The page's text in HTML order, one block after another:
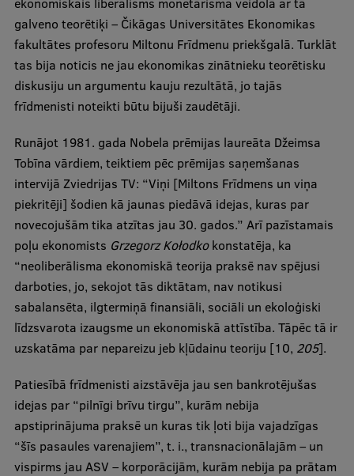
galveno teorētiķi – Čikāgas Universitātes Ekonomikas
fakultātes profesoru Miltonu Frīdmenu priekšgalā. Turklāt
tas bija noticis ne jau ekonomikas zinātnieku teorētisku
diskusiju un argumentu kauju rezultātā, jo tajās
frīdmenisti noteikti būtu bijuši zaudētāji.
Runājot 1981. gada Nobela prēmijas laureāta Džeimsa
Tobīna vārdiem, teiktiem pēc prēmijas saņemšanas
intervijā Zviedrijas TV: “Viņi [Miltons Frīdmens un viņa
piekritēji] šodien kā jaunas piedāvā idejas, kuras par
novecojušām tika atzītas jau 30. gados.” Arī pazīstamais
poļu ekonomists Grzegorz Kołodkokonstatēja, ka
“neoliberālisma ekonomiskā teorija praksē nav spējusi
darboties, jo, sekojot tās diktātam, nav notikusi
sabalansēta, ilgtermiņā finansiāli, sociāli un ekoloģiski
līdzsvarota izaugsme un ekonomiskā attīstība. Tāpēc tā ir
uzskatāma par nepareizu jeb kļūdainu teoriju [10, 205].
Patiesībā frīdmenisti aizstāvēja jau sen bankrotējušas
idejas par “pilnīgi brīvu tirgu”, kurām nebija
apstiprinājuma praksē un kuras tik ļoti bija vajadzīgas
“šīs pasaules varenajiem”, t. i., transnacionālajām – un
vispirms jau ASV – korporācijām, kurām nebija pa prātam